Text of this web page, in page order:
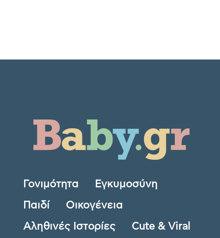
Γονιμότητα Εγκυμοσύνη
Παιδί Οικογένεια
Αληθινές Ιστορίες Cute & Viral